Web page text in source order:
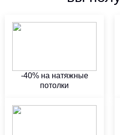
-40% на натяжные
потолки